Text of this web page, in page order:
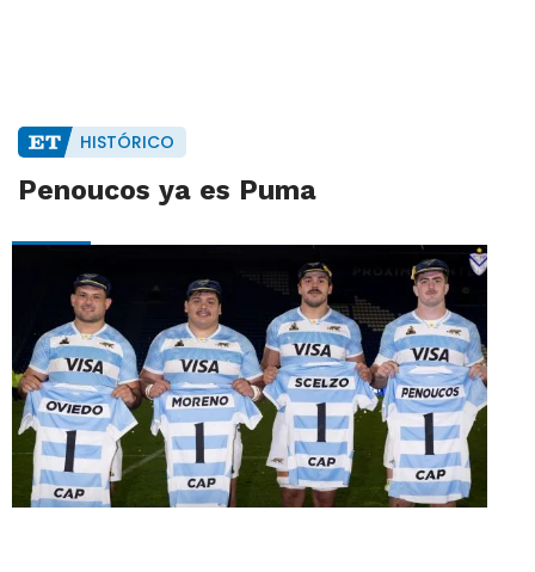
HISTÓRICO
Penoucos ya es Puma